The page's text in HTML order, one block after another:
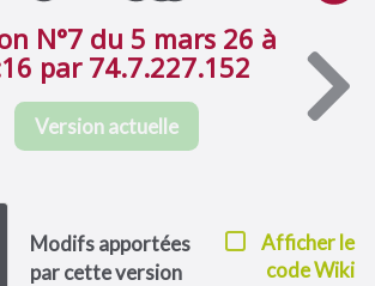
N°7 du 5 mars 26 à
par 74.7.227.152
Version actuelle
Modifs apportées
par cette version
Afficher le
code Wiki